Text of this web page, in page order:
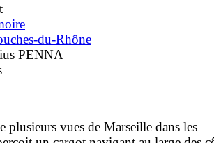
du-Rhône
PENNA
plusieurs vues de Marseille dans les